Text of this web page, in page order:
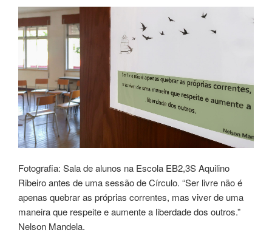
Fotografia: Sala de alunos na Escola EB2,3S Aquilino
Ribeiro antes de uma sessão de Círculo. “Ser livre não é
apenas quebrar as próprias correntes, mas viver de uma
maneira que respeite e aumente a liberdade dos outros.”
Nelson Mandela.